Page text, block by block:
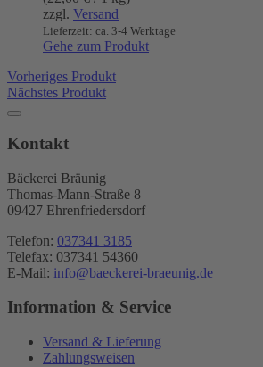
zzgl. Versand
Lieferzeit: ca. 3-4 Werktage
Gehe zum Produkt
Vorheriges Produkt
Nächstes Produkt
Kontakt
Bäckerei Bräunig
Thomas-Mann-Straße 8
09427 Ehrenfriedersdorf
Telefon: 037341 3185
Telefax: 037341 54360
E-Mail: info@baeckerei-braeunig.de
Information & Service
Versand & Lieferung
Zahlungsweisen